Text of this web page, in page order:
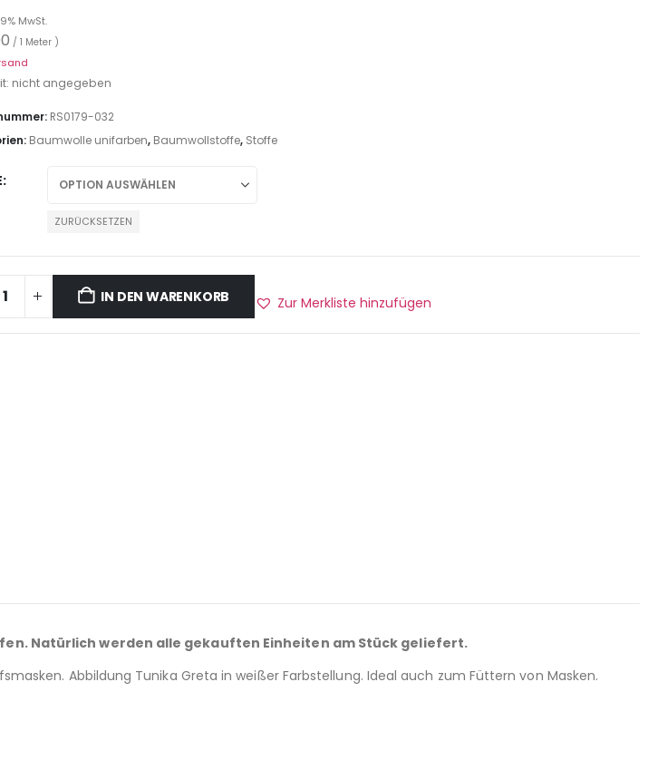
MwSt.
/ 1 Meter )
nicht angegeben
RS0179-032
Baumwolle unifarben, Baumwollstoffe, Stoffe
ZURÜCKSETZEN
IN DEN WARENKORB Zur Merkliste hinzufügen
Natürlich werden alle gekauften Einheiten am Stück geliefert.
Abbildung Tunika Greta in weißer Farbstellung. Ideal auch zum Füttern von Masken.